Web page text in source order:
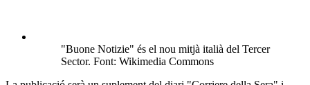
"Buone Notizie" és el nou mitjà italià del Tercer
Sector. Font: Wikimedia Commons